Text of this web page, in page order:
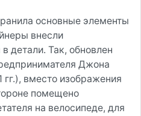
основные элементы
внесли
детали. Так, обновлен
Джона
вместо изображения
помещено
на велосипеде, для